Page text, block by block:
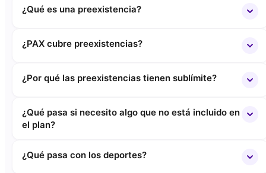
¿Qué es una preexistencia?
¿PAX cubre preexistencias?
¿Por qué las preexistencias tienen sublímite?
¿Qué pasa si necesito algo que no está incluido en
el plan?
¿Qué pasa con los deportes?